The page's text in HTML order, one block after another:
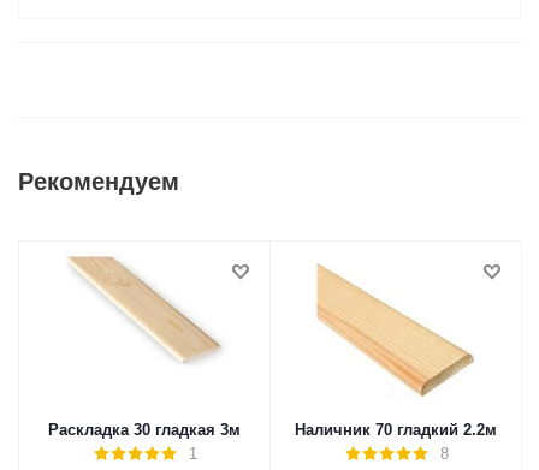
Рекомендуем
Раскладка 30 гладкая 3м
1
Наличник 70 гладкий 2.2м
8